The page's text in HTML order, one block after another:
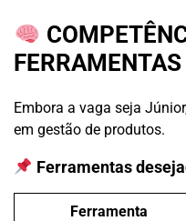
FERRAMENTAS
Embora a vaga seja
em gestão de produtos.
Ferramentas
Ferramenta